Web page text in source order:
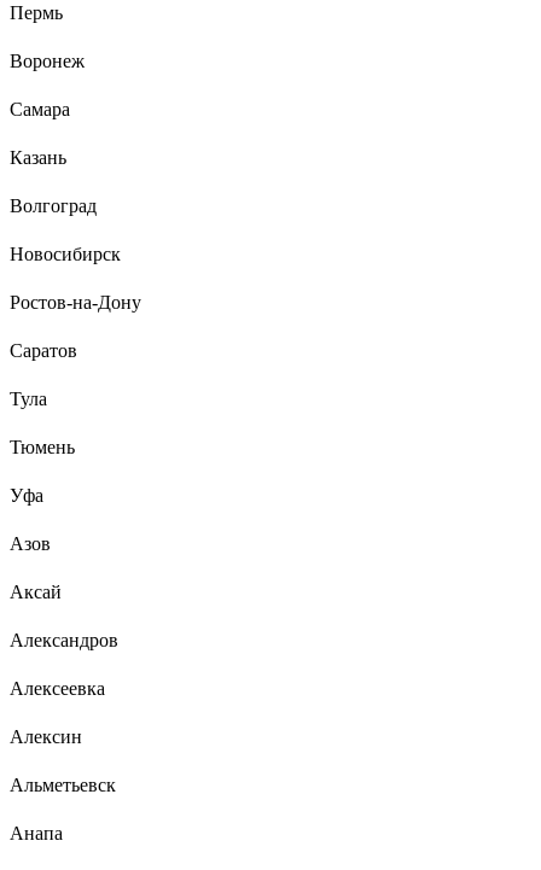
Пермь
Воронеж
Самара
Казань
Волгоград
Новосибирск
Ростов-на-Дону
Саратов
Тула
Тюмень
Уфа
Азов
Аксай
Александров
Алексеевка
Алексин
Альметьевск
Анапа